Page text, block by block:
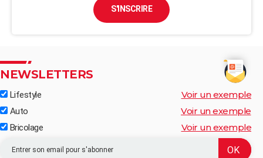
S'INSCRIRE
NEWSLETTERS
Lifestyle Voir un exemple
Auto Voir un exemple
Bricolage Voir un exemple